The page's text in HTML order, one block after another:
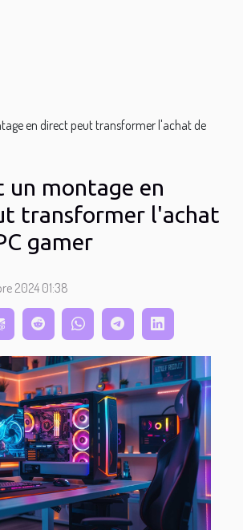
en direct peut transformer l'achat de
un montage en
transformer l'achat
gamer
2024 01:38